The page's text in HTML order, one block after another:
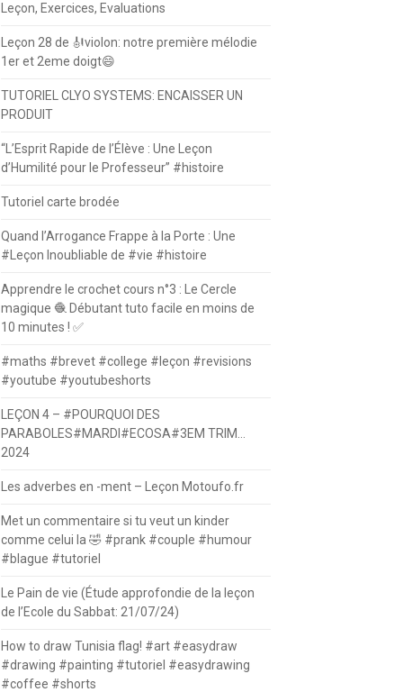
Leçon, Exercices, Evaluations
Leçon 28 de 🎻violon: notre première mélodie
1er et 2eme doigt😄
TUTORIEL CLYO SYSTEMS: ENCAISSER UN
PRODUIT
“L’Esprit Rapide de l’Élève : Une Leçon
d’Humilité pour le Professeur” #histoire
Tutoriel carte brodée
Quand l’Arrogance Frappe à la Porte : Une
#Leçon Inoubliable de #vie #histoire
Apprendre le crochet cours n°3 : Le Cercle
magique 🧶 Débutant tuto facile en moins de
10 minutes ! ✅
#maths #brevet #college #leçon #revisions
#youtube #youtubeshorts
LEÇON 4 – #POURQUOI DES
PARABOLES#MARDI#ECOSA#3EM TRIM…
2024
Les adverbes en -ment – Leçon Motoufo.fr
Met un commentaire si tu veut un kinder
comme celui la 🤣 #prank #couple #humour
#blague #tutoriel
Le Pain de vie (Étude approfondie de la leçon
de l’Ecole du Sabbat: 21/07/24)
How to draw Tunisia flag! #art #easydraw
#drawing #painting #tutoriel #easydrawing
#coffee #shorts